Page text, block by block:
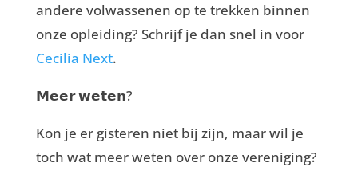
andere volwassenen op te trekken binnen
onze opleiding? Schrijf je dan snel in voor
Cecilia Next.
𝗠𝗲𝗲𝗿 𝘄𝗲𝘁𝗲𝗻?
Kon je er gisteren niet bij zijn, maar wil je
toch wat meer weten over onze vereniging?